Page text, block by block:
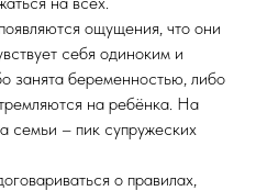
ощущения, что они
себя одиноким и
занята беременностью, либо
на ребёнка. На
семьи – пик супружеских
о правилах,